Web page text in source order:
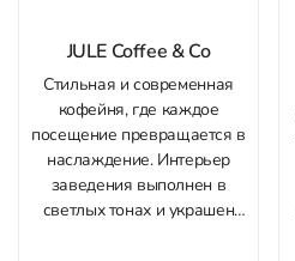
JULE Coffee & Co
Стильная и современная
кофейня, где каждое
посещение превращается в
наслаждение. Интерьер
заведения выполнен в
светлых тонах и украшен